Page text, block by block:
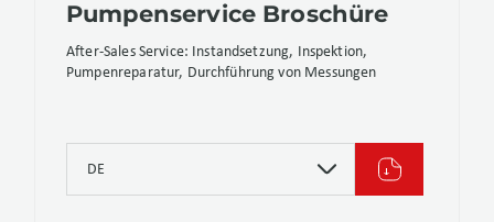
Pumpenservice Broschüre
After-Sales Service: Instandsetzung, Inspektion,
Pumpenreparatur, Durchführung von Messungen
DE